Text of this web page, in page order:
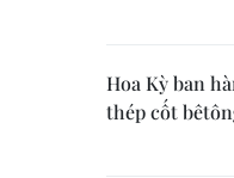
Hoa Kỳ ban
thép cốt